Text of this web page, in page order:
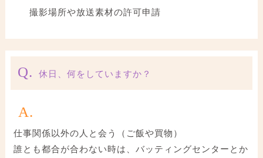
撮影場所や放送素材の許可申請
Q. 休日、何をしていますか？
A.
仕事関係以外の人と会う（ご飯や買物）
誰とも都合が合わない時は、バッティングセンターとか